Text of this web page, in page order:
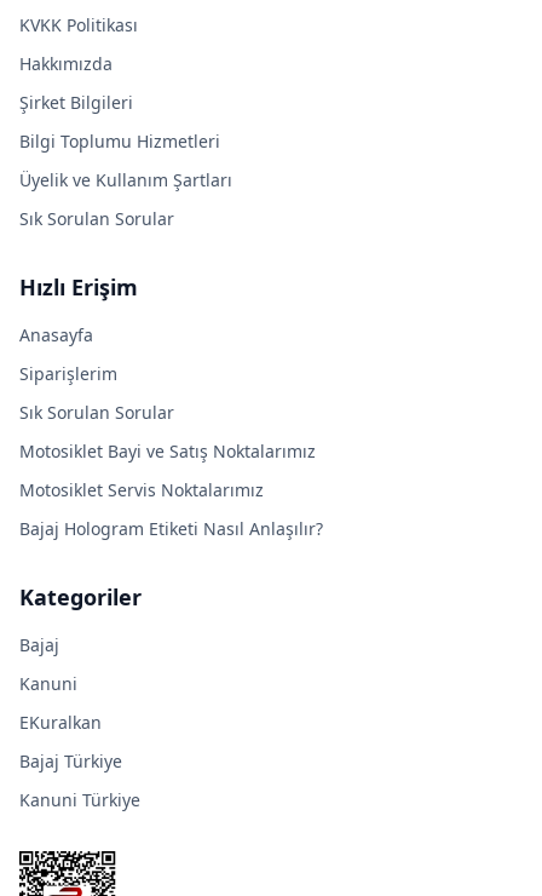
KVKK Politikası
Hakkımızda
Şirket Bilgileri
Bilgi Toplumu Hizmetleri
Üyelik ve Kullanım Şartları
Sık Sorulan Sorular
Hızlı Erişim
Anasayfa
Siparişlerim
Sık Sorulan Sorular
Motosiklet Bayi ve Satış Noktalarımız
Motosiklet Servis Noktalarımız
Bajaj Hologram Etiketi Nasıl Anlaşılır?
Kategoriler
Bajaj
Kanuni
EKuralkan
Bajaj Türkiye
Kanuni Türkiye